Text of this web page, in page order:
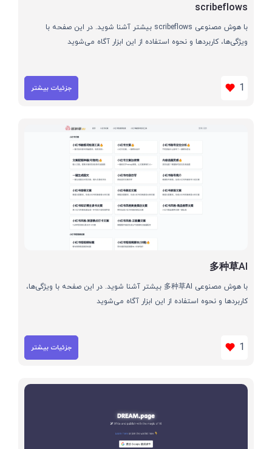
scribeflows
با هوش مصنوعی scribeflows بیشتر آشنا شوید. در این صفحه با
ویژگی‌ها، کاربردها و نحوه استفاده از این ابزار آگاه می‌شوید
1 جزئیات بیشتر
多种草AI
با هوش مصنوعی 多种草AI بیشتر آشنا شوید. در این صفحه با ویژگی‌ها،
کاربردها و نحوه استفاده از این ابزار آگاه می‌شوید
1 جزئیات بیشتر